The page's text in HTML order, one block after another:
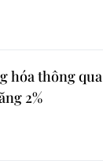
hóa thông qua
2%